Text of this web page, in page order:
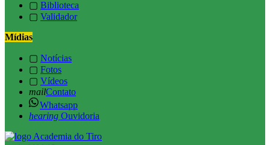
▢ Biblioteca
▢ Validador
Mídias
▢ Notícias
▢ Fotos
▢ Vídeos
mailContato
Whatsapp
hearing Ouvidoria